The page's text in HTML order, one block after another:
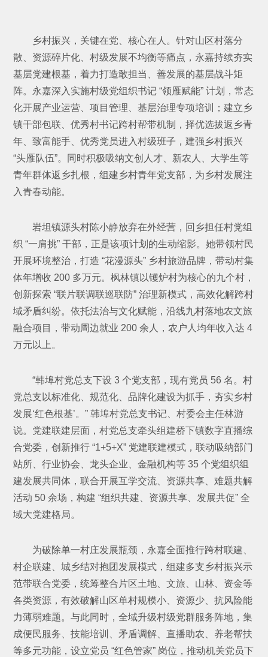
乡村振兴，关键在党、核心在人。针对山区村落分
散、资源碎片化、村级发展不均衡等痛点，永嘉持续夯实
基层党建根基，着力打造敢担当、善发展的基层战斗矩
阵。永嘉深入实施村级党组织书记 “领雁赋能” 计划，常态
化开展产业运营、项目管理、基层治理专项培训；建立乡
镇干部包联、优秀村书记跨村帮带机制，择优选拔返乡青
年、致富能手、优秀党员进入村级班子，建强乡村振兴
“头雁队伍”。同时积极吸纳文创人才、新农人、大学生等
青年群体返乡扎根，组建乡村青年党支部，为乡村发展注
入青春动能。
岩坦镇源头村陈小静放弃在外经营，回乡担任村党组
织 “一肩挑” 干部，正是该项计划的生动缩影。她带领村民
开展环境整治，打造 “花漫源头” 乡村旅游品牌，带动村集
体年增收 200 多万元。枫林镇以镬炉村为核心的九个村，
创新探索 “联片联调联巡联防” 治理新模式，高效化解跨村
域矛盾纠纷。依托法治与文化赋能，沿线九村落地农文旅
融合项目，带动周边就业 200 余人，农户人均年收入达 4
万元以上。
“韩埠村党总支下设 3 个党支部，现有党员 56 名。村
党总支以标准化、规范化、品牌化建设为抓手，夯实乡村
发展‘红色根基’。” 韩埠村党总支书记、村委会主任林游
说。党建联建层面，村党总支牵头组建桥下镇数字直播综
合党委，创新推行 “1+5+X” 党建联建模式，联动吸纳部门
站所、行业协会、龙头企业、金融机构等 35 个党组织组
建发展共同体，联合开展互学交流、资源共享、难题共解
活动 50 余场，构建 “组织共建、资源共享、发展共促” 全
域大党建格局。
为破除单一村庄发展瓶颈，永嘉全面推行跨村联建、
村企联建、城乡结对抱团发展模式，组建多支乡村振兴示
范带联合党委，统筹整合片区土地、文旅、山林、资金等
各类资源，有效破解山区单村规模小、资源少、抗风险能
力薄弱难题。与此同时，全域升级村级党群服务阵地，集
成便民服务、技能培训、矛盾调解、直播助农、养老帮扶
等多元功能，设立党员 “红色管家” 岗位，推动机关党员下